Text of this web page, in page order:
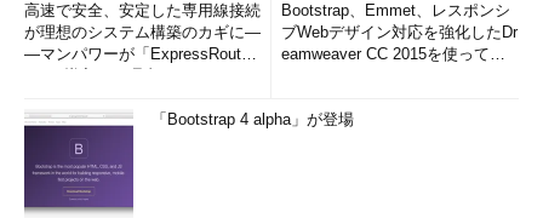
高速で安全、安定した専用線接続
が理想のシステム構築のカギに―
―マンパワーが「ExpressRout
Bootstrap、Emmet、レスポンシ
ブWebデザイン対応を強化したDr
eamweaver CC 2015を使って
「Bootstrap 4 alpha」が登場